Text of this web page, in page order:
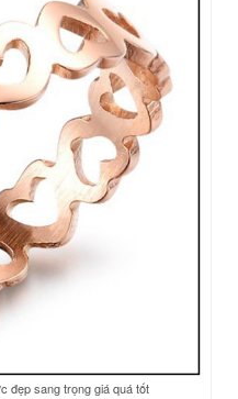
đẹp sang trọng giá quá tốt